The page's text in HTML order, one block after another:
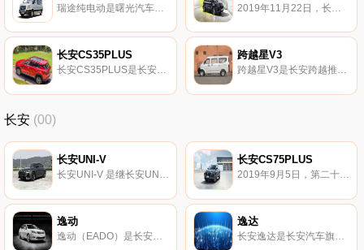
瑞途纯电动是曙光汽车旗下客车。
长安CS35PLUS
长安CS35PLUS是长安汽车推出的一款小型SUV，于2018年10月31日正式上市，
跨越星V3
跨越星V3是长安跨越推出的汽车。跨越星V3是微面级别，能源类型为汽油。
长安 (00)
长安UNI-V 长安CS75PLUS
逸动
逸动（EADO）是长安汽车全球研发团队历时三年精心打造的一款具有国际化水平的全球战略车型，
逸达
长安逸达是长安汽车旗下基于方舟架构打造的全新紧凑型轿车 整体设计采用长安最新的“纵横万象”设计语言……